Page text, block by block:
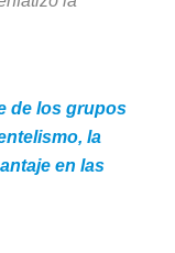
de los grupos
la
en las